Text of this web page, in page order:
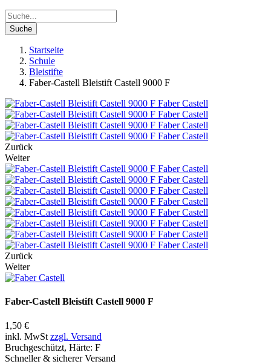
Suche
Startseite
Schule
Bleistifte
Faber-Castell Bleistift Castell 9000 F
Zurück
Weiter
Zurück
Weiter
Faber-Castell Bleistift Castell 9000 F
1,50 €
inkl. MwSt zzgl. Versand
Bruchgeschützt, Härte: F
Schneller & sicherer Versand